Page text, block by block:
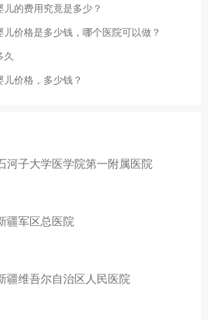
的费用究竟是多少？
价格是多少钱，哪个医院可以做？
久
价格，多少钱？
河子大学医学院第一附属医院
疆军区总医院
疆维吾尔自治区人民医院